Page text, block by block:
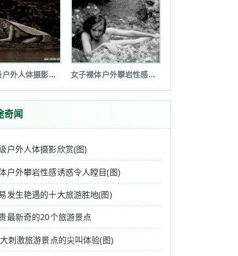
“GEN-Z ”们共同追求的时髦生活方式。......
统可用券。目前已更新运动鞋服、户外骑行、垂......
Z ”们共同追求的时髦生活方式。除......
全球顶级户外人体摄影欣赏(图) 女子裸体户外攀岩性感诱惑令人瞠目(图...
奇闻
户外人体摄影欣赏(图)
户外攀岩性感诱惑令人瞠目(图)
发生艳遇的十大旅游胜地(图)
最新奇的20个旅游景点
刺激旅游景点的尖叫体验(图)